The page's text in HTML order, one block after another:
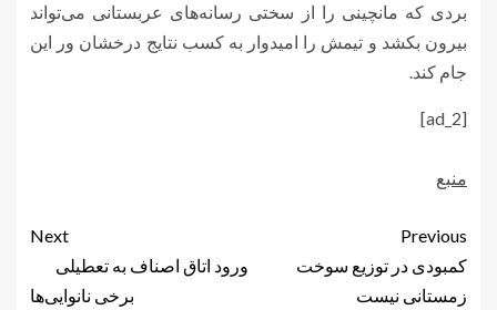
بردی که مانچینی را از سختی رسانه‌های عربستانی می‌تواند
بیرون بکشد و تیمش را امیدوار به کسب نتایج درخشان ور این
جام کند.
[ad_2]
منبع
Previous
کمبودی در توزیع سوخت
زمستانی نیست
Next
ورود اتاق اصناف به تعطیلی
برخی‌ نانوایی‌ها